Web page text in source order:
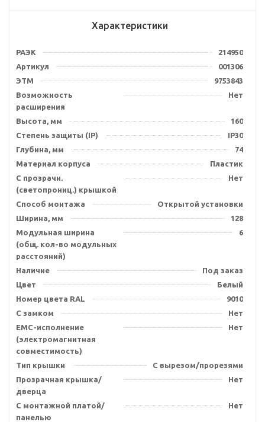
Характеристики
РАЭК
214950
Артикул
001306
ЭТМ
9753843
Возможность
расширения
Нет
Высота, мм
160
Степень защиты (IP)
IP30
Глубина, мм
74
Материал корпуса
Пластик
С прозрачн.
(светопрониц.) крышкой
Нет
Способ монтажа
Открытой установки
Ширина, мм
128
Модульная ширина
(общ. кол-во модульных
расстояний)
6
Наличие
Под заказ
Цвет
Белый
Номер цвета RAL
9010
С замком
Нет
EMC-исполнение
(электромагнитная
совместимость)
Нет
Тип крышки
С вырезом/прорезями
Прозрачная крышка/
дверца
Нет
С монтажной платой/
панелью
Нет